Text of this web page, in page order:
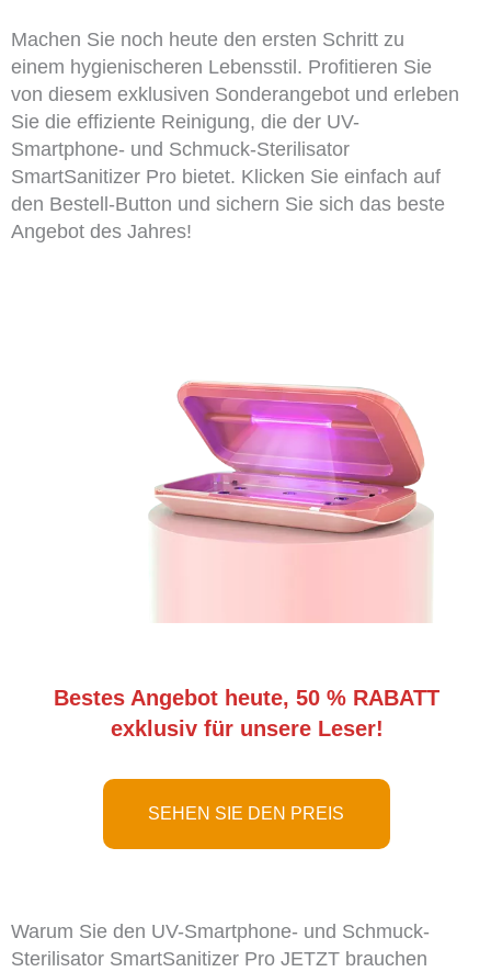
Machen Sie noch heute den ersten Schritt zu
einem hygienischeren Lebensstil. Profitieren Sie
von diesem exklusiven Sonderangebot und erleben
Sie die effiziente Reinigung, die der UV-
Smartphone- und Schmuck-Sterilisator
SmartSanitizer Pro bietet. Klicken Sie einfach auf
den Bestell-Button und sichern Sie sich das beste
Angebot des Jahres!
Bestes Angebot heute, 50 % RABATT
exklusiv für unsere Leser!
SEHEN SIE DEN PREIS
Warum Sie den UV-Smartphone- und Schmuck-
Sterilisator SmartSanitizer Pro JETZT brauchen